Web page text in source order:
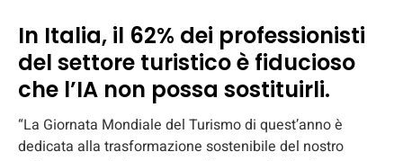
In Italia, il 62% dei professionisti
del settore turistico è fiducioso
che l’IA non possa sostituirli.
“La Giornata Mondiale del Turismo di quest’anno è
dedicata alla trasformazione sostenibile del nostro